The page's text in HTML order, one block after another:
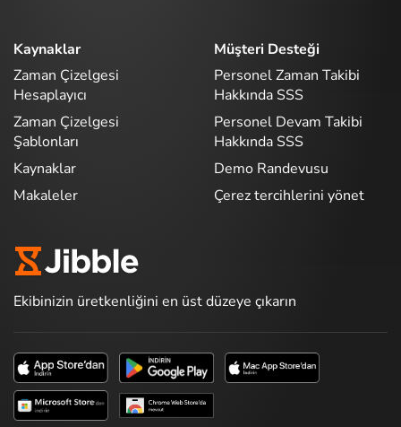
Kaynaklar
Zaman Çizelgesi
Hesaplayıcı
Zaman Çizelgesi
Şablonları
Kaynaklar
Makaleler
Müşteri Desteği
Personel Zaman Takibi
Hakkında SSS
Personel Devam Takibi
Hakkında SSS
Demo Randevusu
Çerez tercihlerini yönet
Ekibinizin üretkenliğini en üst düzeye çıkarın